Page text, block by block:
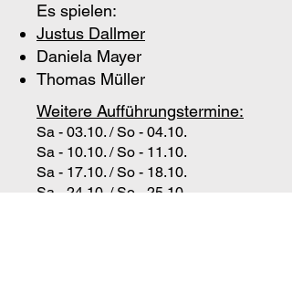
Es spielen:
Justus Dallmer
Daniela Mayer
Thomas Müller
Weitere Aufführungstermine:
Sa - 03.10. / So - 04.10.
Sa - 10.10. / So - 11.10.
Sa - 17.10. / So - 18.10.
Sa - 24.10. / So - 25.10.